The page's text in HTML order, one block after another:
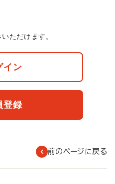
ただけます。
イン
登録
前のページに戻る